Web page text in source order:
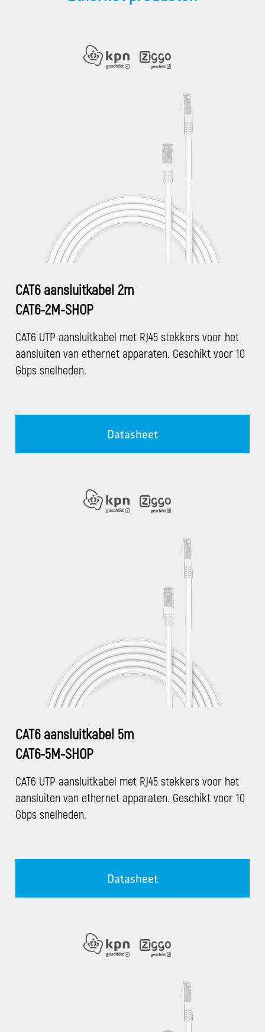
CAT6 aansluitkabel 2m
CAT6-2M-SHOP
CAT6 UTP aansluitkabel met RJ45 stekkers voor het
aansluiten van ethernet apparaten. Geschikt voor 10
Gbps snelheden.
Datasheet
CAT6 aansluitkabel 5m
CAT6-5M-SHOP
CAT6 UTP aansluitkabel met RJ45 stekkers voor het
aansluiten van ethernet apparaten. Geschikt voor 10
Gbps snelheden.
Datasheet